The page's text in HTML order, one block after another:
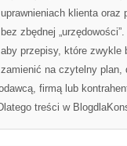
uprawnieniach klienta oraz
bez zbędnej
aby przepisy, które zwykle
zamienić na czytelny plan,
firmą lub
treści w